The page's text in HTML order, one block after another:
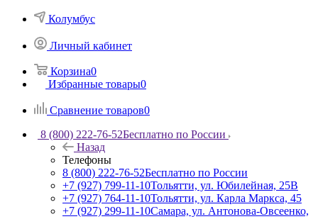
Колумбус
Личный кабинет
Корзина0
Избранные товары0
Сравнение товаров0
8 (800) 222-76-52Бесплатно по России
Назад
Телефоны
8 (800) 222-76-52Бесплатно по России
+7 (927) 799-11-10Тольятти, ул. Юбилейная, 25В
+7 (927) 764-11-10Тольятти, ул. Карла Маркса, 45
+7 (927) 299-11-10Самара, ул. Антонова-Овсеенко,